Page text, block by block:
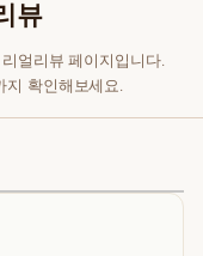
뷰
얼리뷰 페이지입니다.
지 확인해보세요.